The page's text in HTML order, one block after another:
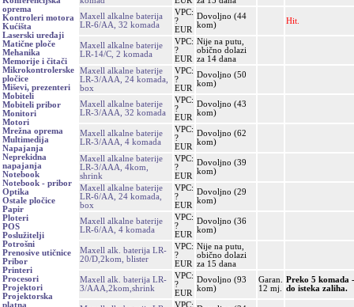
oprema
Kontroleri motora
Kućišta
Laserski uređaji
Matične ploče
Mehanika
Memorije i čitači
Mikrokontrolerske
pločice
Miševi, prezenteri
Mobiteli
Mobiteli pribor
Monitori
Motori
Mrežna oprema
Multimedija
Napajanja
Neprekidna
napajanja
Notebook
Notebook - pribor
Optika
Ostale pločice
Papir
Ploteri
POS
Poslužitelji
Potrošni
Prenosive utičnice
Pribor
Printeri
Procesori
Projektori
Projektorska
platna
Maxell alkalne baterija
LR-6/AA, 32 komada
VPC:
?
EUR
Dovoljno (44
kom)
Hit.
Maxell alkalne baterije
LR-14/C, 2 komada
VPC:
?
EUR
Nije na putu,
obično dolazi
za 14 dana
Maxell alkalne baterije
LR-3/AAA, 24 komada,
box
VPC:
?
EUR
Dovoljno (50
kom)
Maxell alkalne baterije
LR-3/AAA, 32 komada
VPC:
?
EUR
Dovoljno (43
kom)
Maxell alkalne baterije
LR-3/AAA, 4 komada
VPC:
?
EUR
Dovoljno (62
kom)
Maxell alkalne baterije
LR-3/AAA, 4kom,
shrink
VPC:
?
EUR
Dovoljno (39
kom)
Maxell alkalne baterije
LR-6/AA, 24 komada,
box
VPC:
?
EUR
Dovoljno (29
kom)
Maxell alkalne baterije
LR-6/AA, 4 komada
VPC:
?
EUR
Dovoljno (36
kom)
Maxell alk. baterija LR-
20/D,2kom, blister
VPC:
?
EUR
Nije na putu,
obično dolazi
za 15 dana
Maxell alk. baterija LR-
3/AAA,2kom,shrink
VPC:
?
EUR
Dovoljno (93
kom)
Garan.
12 mj.
Preko 5 komada
do isteka zaliha.
VPC: